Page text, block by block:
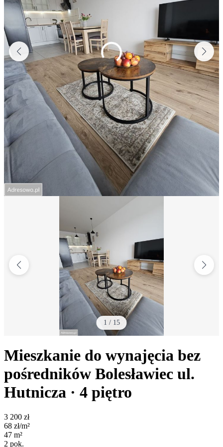
1 / 15
Mieszkanie do wynajęcia bez
pośredników Bolesławiec ul.
Hutnicza · 4 piętro
3 200 zł
68 zł/m²
47 m²
2 pok.